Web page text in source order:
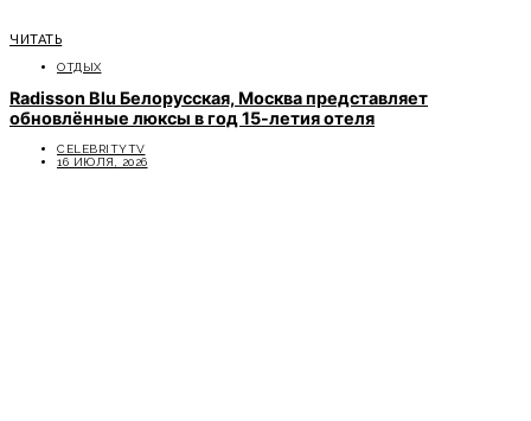
ЧИТАТЬ
ОТДЫХ
Radisson Blu Белорусская, Москва представляет
обновлённые люксы в год 15-летия отеля
CELEBRITYTV
16 ИЮЛЯ, 2026